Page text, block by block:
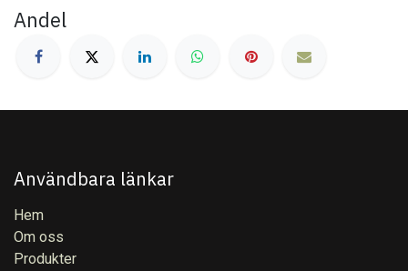
Andel
Användbara länkar
Hem
Om oss
Produkter